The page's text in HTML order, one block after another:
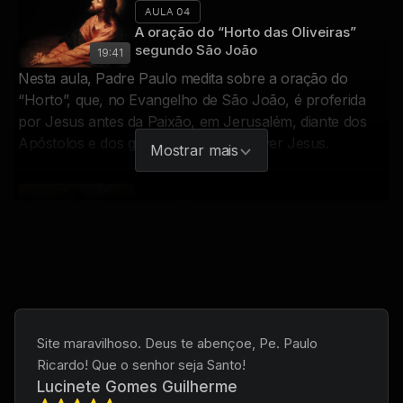
19:41
AULA 04
A oração do “Horto das Oliveiras”
segundo São João
Nesta aula, Padre Paulo medita sobre a oração do
“Horto”, que, no Evangelho de São João, é proferida
por Jesus antes da Paixão, em Jerusalém, diante dos
Apóstolos e dos gregos que queriam ver Jesus.
Jesus no Horto das Oliveiras. Nesta aula, Padre Paulo
analisa comparativamente esses relatos.
AULA 06
Mostrar mais
Site maravilhoso. Deus te abençoe, Pe. Paulo
Ricardo! Que o senhor seja Santo!
Lucinete Gomes Guilherme